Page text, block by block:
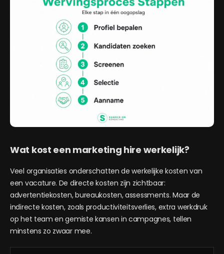
Wat kost een marketing hire werkelijk?
Veel organisaties onderschatten de werkelijke kosten van
een vacature. De directe kosten zijn zichtbaar:
advertentiekosten, bureaukosten, assessments. Maar de
indirecte kosten, zoals productiviteitsverlies, extra werkdruk
op het team en gemiste kansen in campagnes, tellen
minstens zo zwaar mee.